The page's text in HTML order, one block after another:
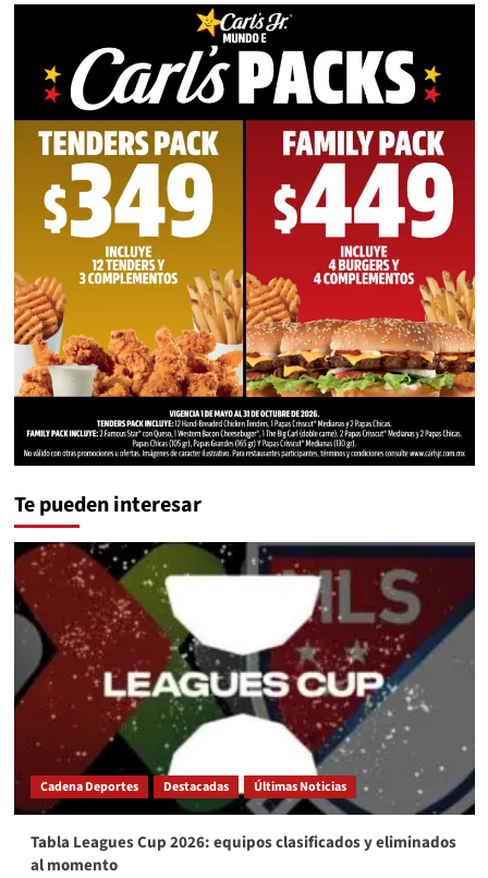
Te pueden interesar
Cadena Deportes Destacadas Últimas Noticias
Tabla Leagues Cup 2026: equipos clasificados y eliminados
al momento